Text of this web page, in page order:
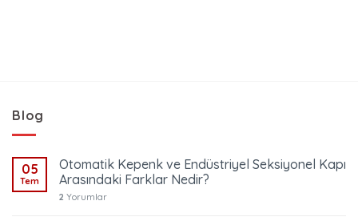
Blog
05
Tem
Otomatik Kepenk ve Endüstriyel Seksiyonel Kapı
Arasındaki Farklar Nedir?
2 Yorumlar